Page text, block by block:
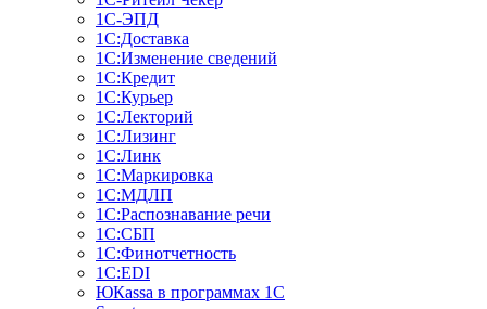
1С-ЭПД
1С:Доставка
1С:Изменение сведений
1С:Кредит
1С:Курьер
1С:Лекторий
1С:Лизинг
1С:Линк
1С:Маркировка
1С:МДЛП
1С:Распознавание речи
1С:СБП
1С:Финотчетность
1С:EDI
ЮКаssа в программах 1С